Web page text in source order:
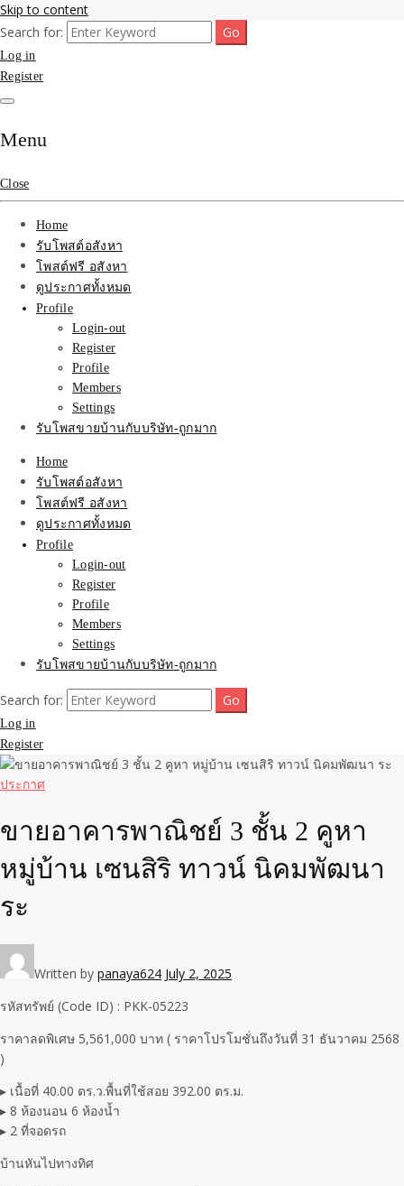
Skip to content
รับจ้างโพสขายบ้าน ที่ดิน
ติดAI SEO กับบริษัทใหญ่
รับจ้างทำโฆษณา สินค้า
บ้านที่ดิน ราคา ถูกและดี
ที่สุด บริการ โปรโมท
โฆษณารับโพสอสังหา ทีม
งาน บริํษัทใหญ่ เว็บขาย
บ้าน คุณภาพอันดับ1
SEOขายบ้าน
รับจ้างโพสขายบ้าน ที่ดิน ไม่มีค่านายหน้า กับบริษัท SEO-AI เน้นติดหน้า
แรก บริการโพสต์ โปรโมท รับจ้างทำโฆษณา ราคาถูก เว็บขายบ้าน รับโพ
สอสังหา ติดหน้าแรกกูเกิ้ล ทีมงาน บริํษัทใหญ่ รับประกันผลงาน ที่เดียวใน
Search for:
Log in
Register
Menu
Close
Home
รับโพสต์อสังหา
โพสต์ฟรี อสังหา
ดูประกาศทั้งหมด
Profile
Login-out
Register
Profile
Members
Settings
รับโพสขายบ้านกับบริษัท-ถูกมาก
Home
รับโพสต์อสังหา
โพสต์ฟรี อสังหา
ดูประกาศทั้งหมด
Profile
Login-out
Register
Profile
Members
Settings
รับโพสขายบ้านกับบริษัท-ถูกมาก
Search for:
Log in
Register
ประกาศ
ขายอาคารพาณิชย์ 3 ชั้น 2 คูหา
หมู่บ้าน เซนสิริ ทาวน์ นิคมพัฒนา
ระ
Written by panaya624 July 2, 2025
รหัสทรัพย์ (Code ID) : PKK-05223
ราคาลดพิเศษ 5,561,000 บาท ( ราคาโปรโมชั่นถึงวันที่ 31 ธันวาคม 2568
)
▸ เนื้อที่ 40.00 ตร.ว.พื้นที่ใช้สอย 392.00 ตร.ม.
▸ 8 ห้องนอน 6 ห้องน้ำ
▸ 2 ที่จอดรถ
บ้านหันไปทางทิศ